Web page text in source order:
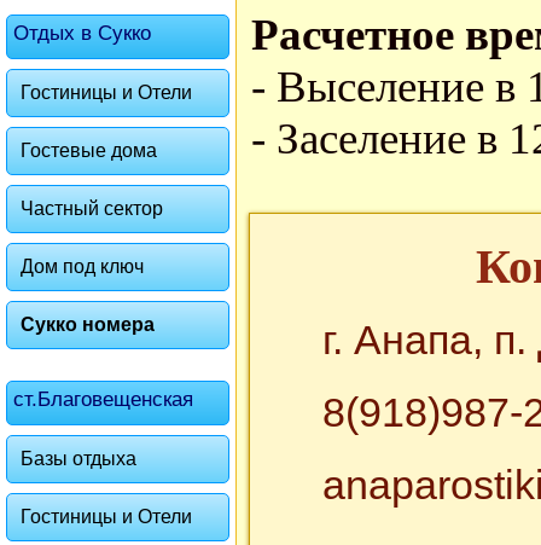
Отдых в Сукко
Гостиницы и Отели
Гостевые дома
Частный сектор
Дом под ключ
Сукко номера
ст.Благовещенская
Базы отдыха
Гостиницы и Отели
Расчетное
- Выселение в
- Заселение в
г. Анапа,
8(918)987-